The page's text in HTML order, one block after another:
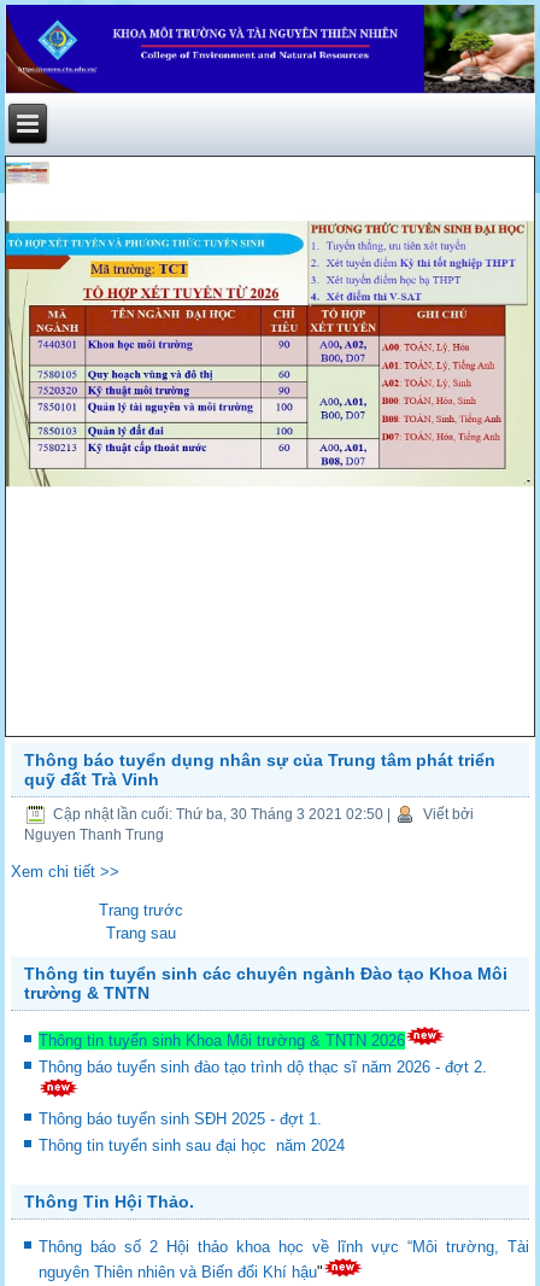
Thông báo tuyển dụng nhân sự của Trung tâm phát triển
quỹ đất Trà Vinh
Cập nhật lần cuối: Thứ ba, 30 Tháng 3 2021 02:50
Viết bởi
Nguyen Thanh Trung
Xem chi tiết >>
Trang trước
Trang sau
Thông tin tuyển sinh các chuyên ngành Đào tạo Khoa Môi
trường & TNTN
Thông tin tuyển sinh Khoa Môi trường & TNTN 2026
Thông báo tuyển sinh đào tạo trình dộ thạc sĩ năm 2026 - đợt 2.
Thông báo tuyển sinh SĐH 2025 - đợt 1.
Thông tin tuyển sinh sau đại học năm 2024
Thông Tin Hội Thảo.
Thông báo số 2 Hội thảo khoa học về lĩnh vực “Môi trường, Tài
nguyên Thiên nhiên và Biến đổi Khí hậu"